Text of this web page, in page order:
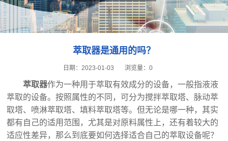
萃取器是通用的吗？
2023-01-03
日期： 浏览量：0
萃取器作为一种用于萃取有效成分的设备，一般指液液
萃取的设备。按照属性的不同，可分为搅拌萃取塔、脉动萃
取塔、喷淋萃取塔、填料萃取塔等。但无论是哪一种，其实
都有自己的适用范围，尤其是对原料属性上，还有着较大的
适应性差异，那么到底要如何选择适合自己的萃取设备呢？